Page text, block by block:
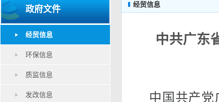
政府文件
经贸信息
环保信息
质监信息
发改信息
经贸信息
中共广东
中国共产